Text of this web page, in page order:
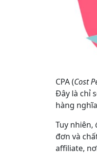
CPA (Cost
Đây là chỉ
hàng
Tuy nhiên,
đơn và
affiliate,